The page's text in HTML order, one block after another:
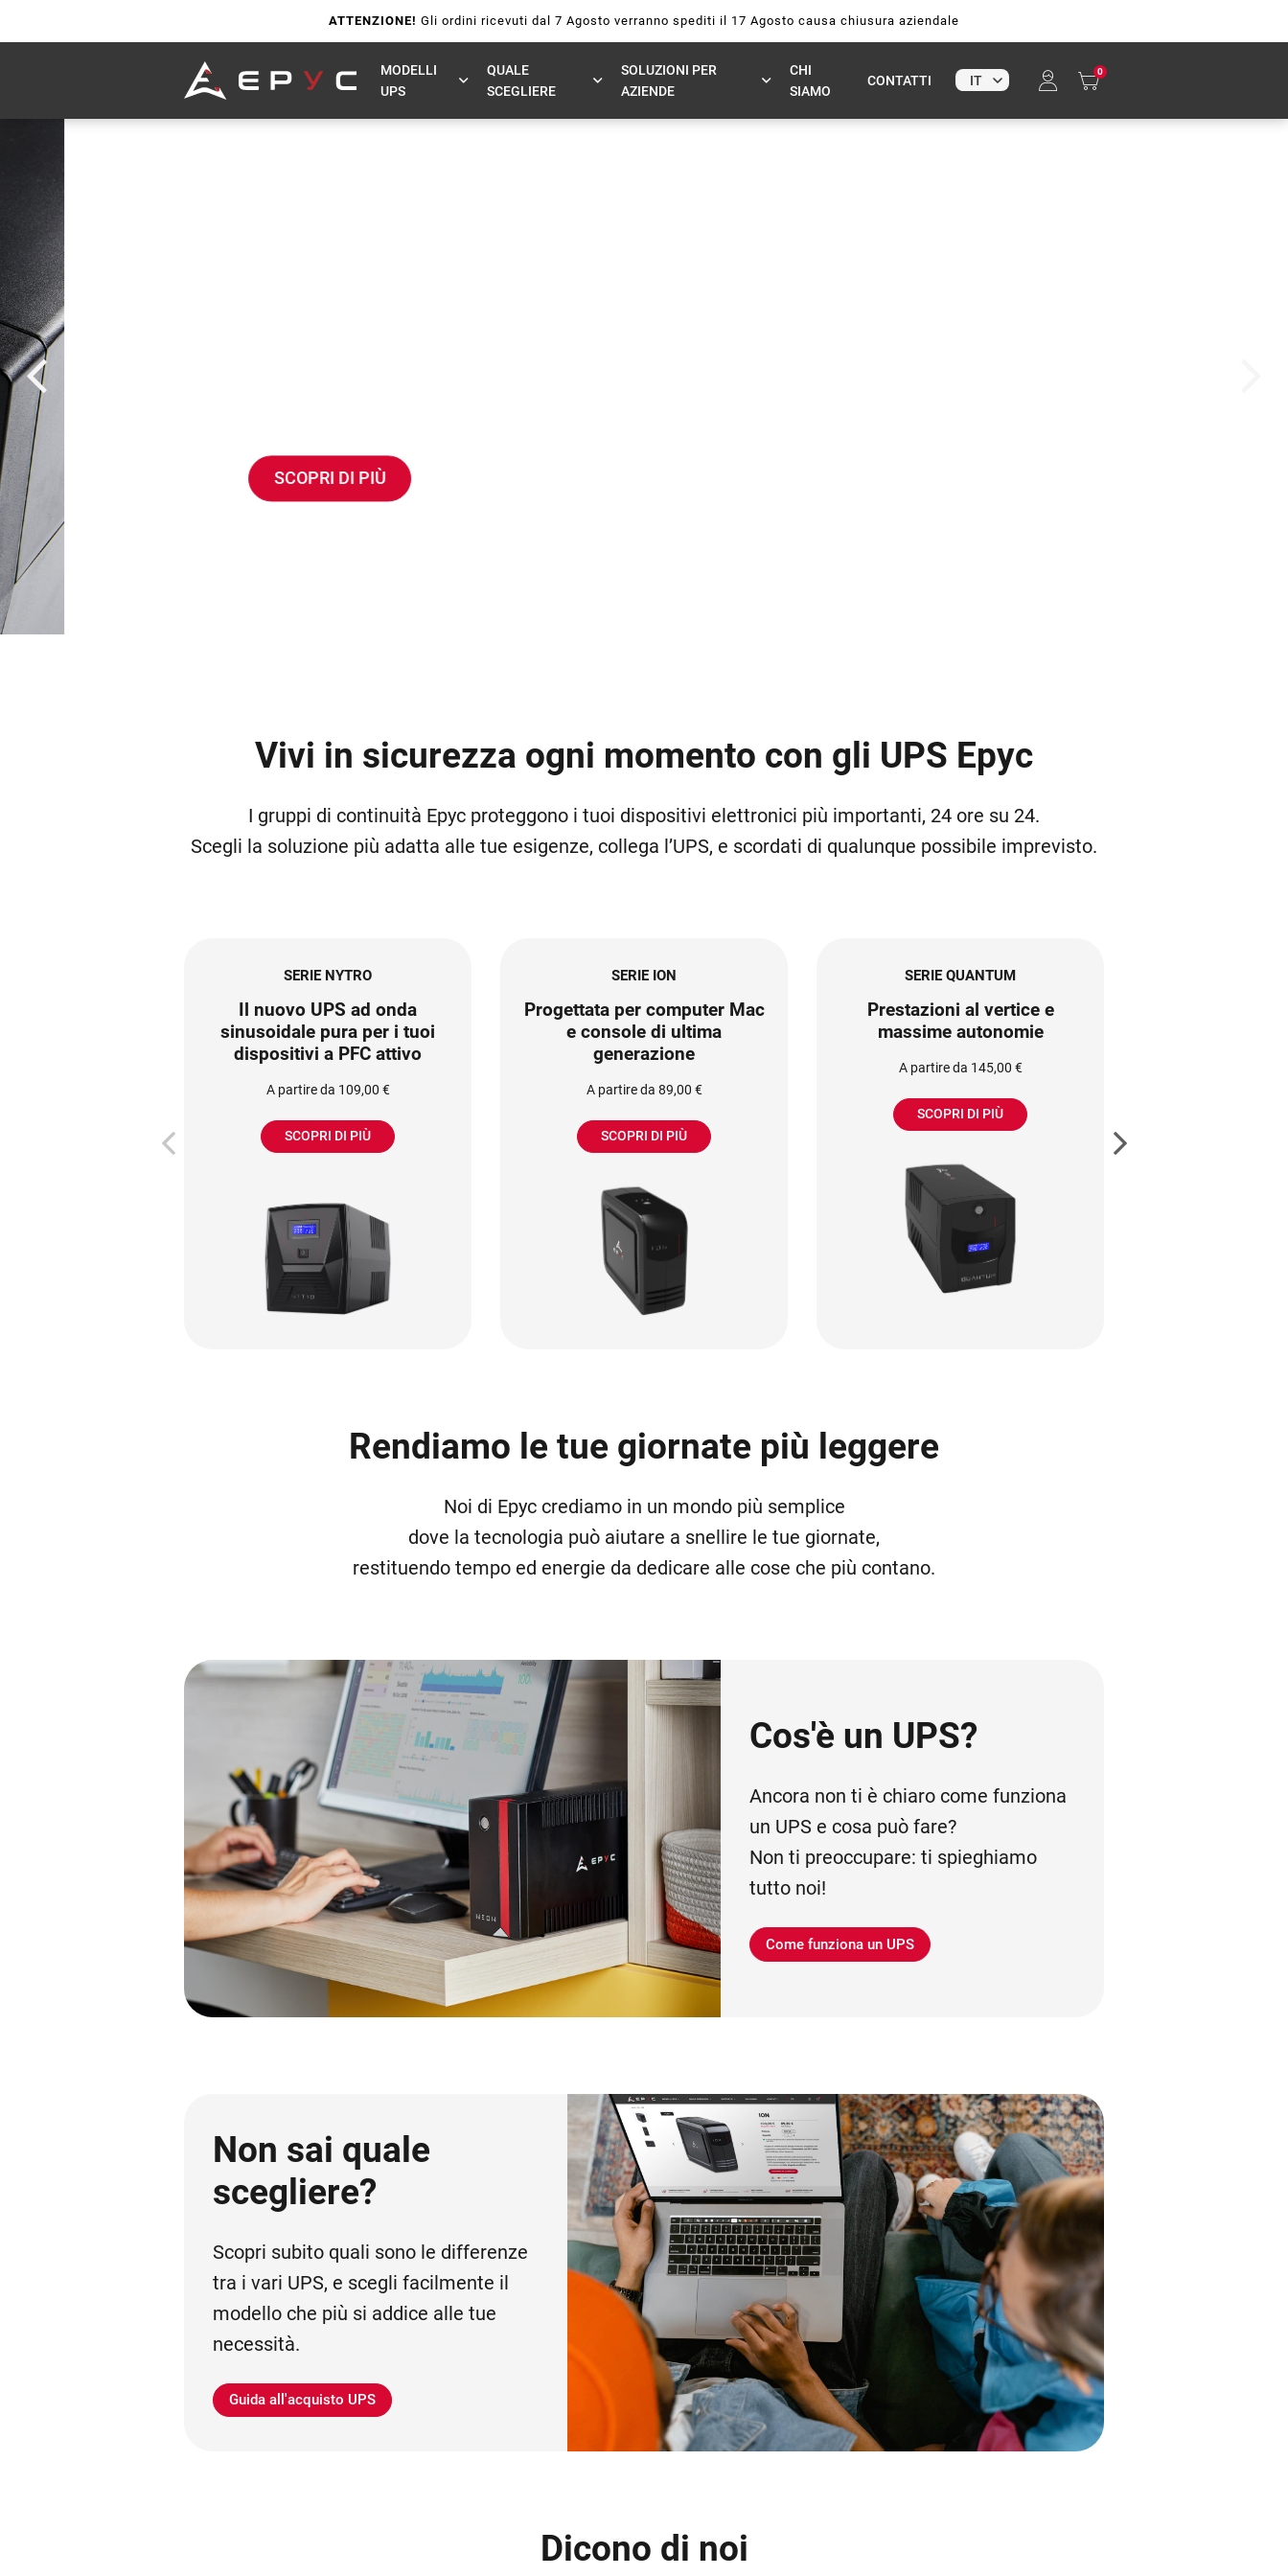
ATTENZIONE! Gli ordini ricevuti dal 7 Agosto verranno spediti il 17 Agosto causa chiusura aziendale
MODELLI
UPS
QUALE
SCEGLIERE
SOLUZIONI PER
AZIENDE
CHI
SIAMO
CONTATTI
0
SCOPRI DI PIÙ
Vivi in sicurezza ogni momento con gli UPS Epyc
I gruppi di continuità Epyc proteggono i tuoi dispositivi elettronici più importanti, 24 ore su 24.
Scegli la soluzione più adatta alle tue esigenze, collega l’UPS, e scordati di qualunque possibile imprevisto.
SERIE NYTRO
Il nuovo UPS ad onda
sinusoidale pura per i tuoi
dispositivi a PFC attivo
A partire da 109,00 €
SCOPRI DI PIÙ
SERIE ION
Progettata per computer Mac
e console di ultima
generazione
A partire da 89,00 €
SCOPRI DI PIÙ
SERIE QUANTUM
Prestazioni al vertice e
massime autonomie
A partire da 145,00 €
SCOPRI DI PIÙ
Rendiamo le tue giornate più leggere
Noi di Epyc crediamo in un mondo più semplice
dove la tecnologia può aiutare a snellire le tue giornate,
restituendo tempo ed energie da dedicare alle cose che più contano.
Cos'è un UPS?
Ancora non ti è chiaro come funziona
un UPS e cosa può fare?
Non ti preoccupare: ti spieghiamo
tutto noi!
Come funziona un UPS
Non sai quale
scegliere?
Scopri subito quali sono le differenze
tra i vari UPS, e scegli facilmente il
modello che più si addice alle tue
necessità.
Guida all'acquisto UPS
Dicono di noi